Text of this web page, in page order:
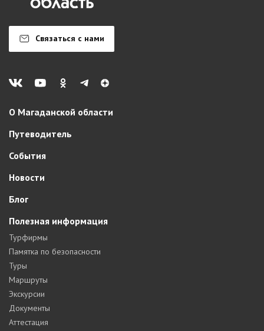
Связаться с нами
О Магаданской области
Путеводитель
События
Новости
Блог
Полезная информация
Турфирмы
Памятка по безопасности
Туры
Маршруты
Экскурсии
Документы
Аттестация